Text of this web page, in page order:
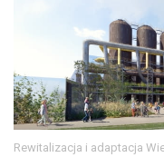
Rewitalizacja i adaptacja